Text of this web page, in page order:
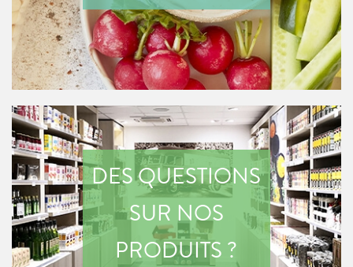
DES QUESTIONS
SUR NOS
PRODUITS ?